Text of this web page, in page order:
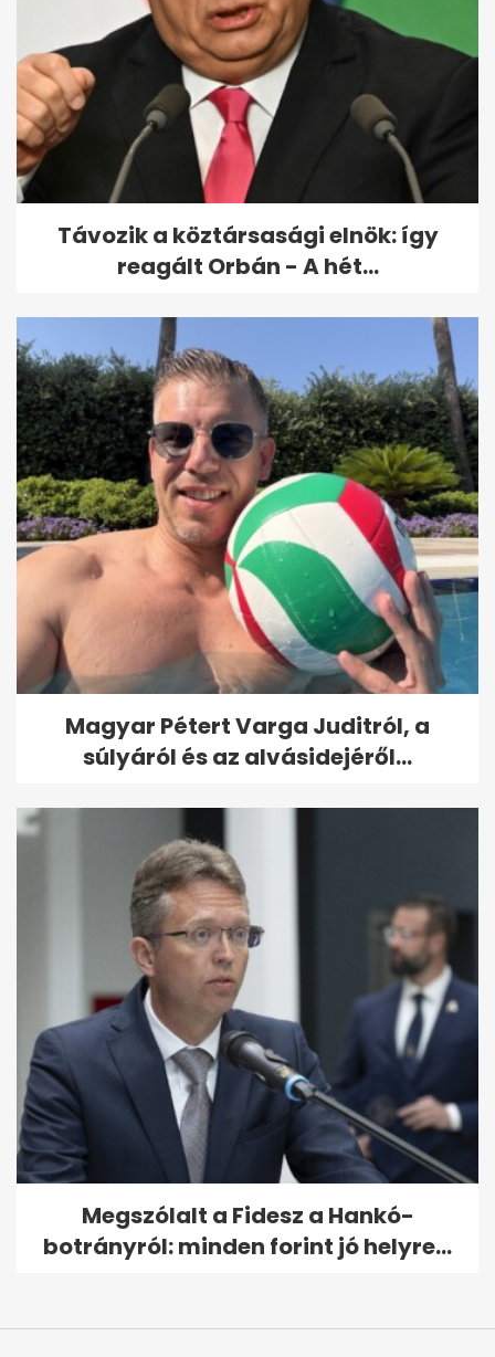
Távozik a köztársasági elnök: így
reagált Orbán - A hét...
Magyar Pétert Varga Juditról, a
súlyáról és az alvásidejéről...
Megszólalt a Fidesz a Hankó-
botrányról: minden forint jó helyre...